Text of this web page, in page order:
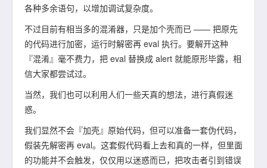
各种多余语句，以增加调试复杂度。
不过目前有相当多的混淆器，只是加个壳而已 —— 把原先
的代码进行加密，运行时解密再 eval 执行。要解开这种
『混淆』毫不费力，把 eval 替换成 alert 就能原形毕露，相
信大家都尝试过。
当然，我们也可以利用人们一些天真的想法，进行真假迷
惑。
我们显然不会『加壳』原始代码，但可以准备一套伪代码，
假装先解密再 eval。这套假代码看上去和真的一样，但里面
的功能并不会触发，仅仅用以迷惑而已，把攻击者引到错误